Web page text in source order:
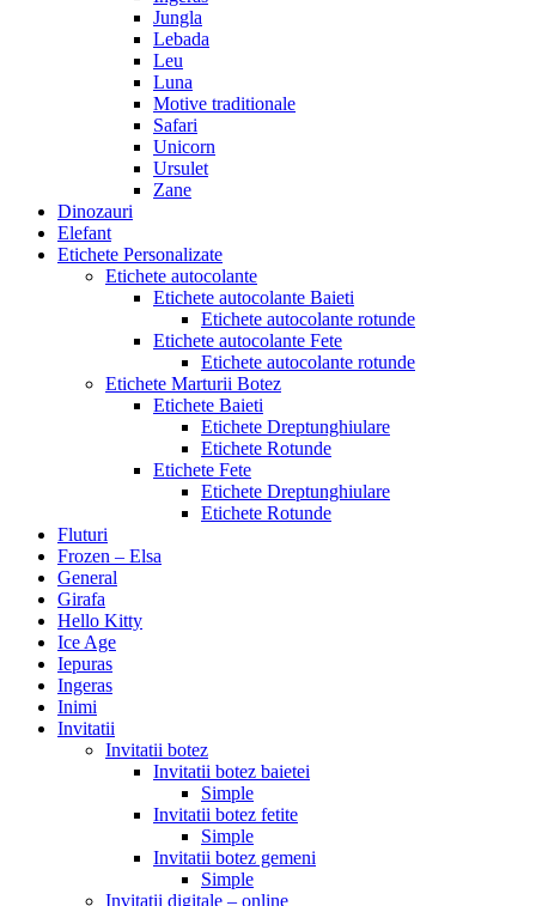
Jungla
Lebada
Leu
Luna
Motive traditionale
Safari
Unicorn
Ursulet
Zane
Dinozauri
Elefant
Etichete Personalizate
Etichete autocolante
Etichete autocolante Baieti
Etichete autocolante rotunde
Etichete autocolante Fete
Etichete autocolante rotunde
Etichete Marturii Botez
Etichete Baieti
Etichete Dreptunghiulare
Etichete Rotunde
Etichete Fete
Etichete Dreptunghiulare
Etichete Rotunde
Fluturi
Frozen – Elsa
General
Girafa
Hello Kitty
Ice Age
Iepuras
Ingeras
Inimi
Invitatii
Invitatii botez
Invitatii botez baietei
Simple
Invitatii botez fetite
Simple
Invitatii botez gemeni
Simple
Invitatii digitale – online